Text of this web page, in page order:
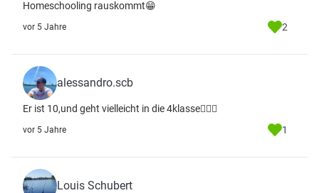
Homeschooling rauskommt😁
vor 5 Jahre 2
alessandro.scb
Er ist 10,und geht vielleicht in die 4klasse🤦🏻‍♂️
vor 5 Jahre 1
Louis Schubert